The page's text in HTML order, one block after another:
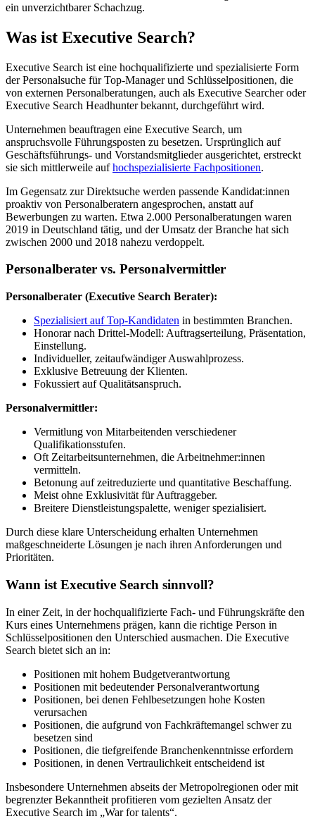
ein unverzichtbarer Schachzug.
Was ist Executive Search?
Executive Search ist eine hochqualifizierte und spezialisierte Form
der Personalsuche für Top-Manager und Schlüsselpositionen, die
von externen Personalberatungen, auch als Executive Searcher oder
Executive Search Headhunter bekannt, durchgeführt wird.
Unternehmen beauftragen eine Executive Search, um
anspruchsvolle Führungsposten zu besetzen. Ursprünglich auf
Geschäftsführungs- und Vorstandsmitglieder ausgerichtet, erstreckt
sie sich mittlerweile aufhochspezialisierte Fachpositionen.
Im Gegensatz zur Direktsuche werden passende Kandidat:innen
proaktiv von Personalberatern angesprochen, anstatt auf
Bewerbungen zu warten. Etwa 2.000 Personalberatungen waren
2019 in Deutschland tätig, und der Umsatz der Branche hat sich
zwischen 2000 und 2018 nahezu verdoppelt.
Personalberater vs. Personalvermittler
Personalberater (Executive Search Berater):
Spezialisiert auf Top-Kandidaten in bestimmten Branchen.
Honorar nach Drittel-Modell: Auftragserteilung, Präsentation,
Einstellung.
Individueller, zeitaufwändiger Auswahlprozess.
Exklusive Betreuung der Klienten.
Fokussiert auf Qualitätsanspruch.
Personalvermittler:
Vermitlung von Mitarbeitenden verschiedener
Qualifikationsstufen.
Oft Zeitarbeitsunternehmen, die Arbeitnehmer:innen
vermitteln.
Betonung auf zeitreduzierte und quantitative Beschaffung.
Meist ohne Exklusivität für Auftraggeber.
Breitere Dienstleistungspalette, weniger spezialisiert.
Durch diese klare Unterscheidung erhalten Unternehmen
maßgeschneiderte Lösungen je nach ihren Anforderungen und
Prioritäten.
Wann ist Executive Search sinnvoll?
In einer Zeit, in der hochqualifizierte Fach- und Führungskräfte den
Kurs eines Unternehmens prägen, kann die richtige Person in
Schlüsselpositionen den Unterschied ausmachen. Die Executive
Search bietet sich an in:
Positionen mit hohem Budgetverantwortung
Positionen mit bedeutender Personalverantwortung
Positionen, bei denen Fehlbesetzungen hohe Kosten
verursachen
Positionen, die aufgrund von Fachkräftemangel schwer zu
besetzen sind
Positionen, die tiefgreifende Branchenkenntnisse erfordern
Positionen, in denen Vertraulichkeit entscheidend ist
Insbesondere Unternehmen abseits der Metropolregionen oder mit
begrenzter Bekanntheit profitieren vom gezielten Ansatz der
Executive Search im „War for talents“.